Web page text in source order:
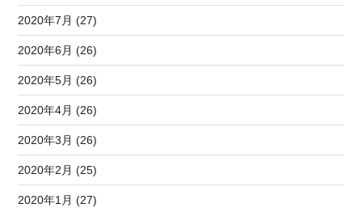
2020年7月 (27)
2020年6月 (26)
2020年5月 (26)
2020年4月 (26)
2020年3月 (26)
2020年2月 (25)
2020年1月 (27)